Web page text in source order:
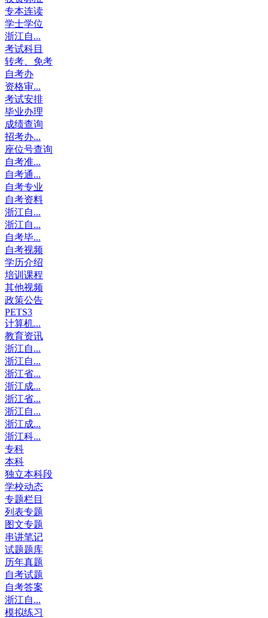
专本连读
学士学位
浙江自...
考试科目
转考、免考
自考办
资格审...
考试安排
毕业办理
成绩查询
招考办...
座位号查询
自考准...
自考通...
自考专业
自考资料
浙江自...
浙江自...
自考毕...
自考视频
学历介绍
培训课程
其他视频
政策公告
PETS3
计算机...
教育资讯
浙江自...
浙江自...
浙江省...
浙江成...
浙江省...
浙江自...
浙江成...
浙江科...
专科
本科
独立本科段
学校动态
专题栏目
列表专题
图文专题
串讲笔记
试题题库
历年真题
自考试题
自考答案
浙江自...
模拟练习